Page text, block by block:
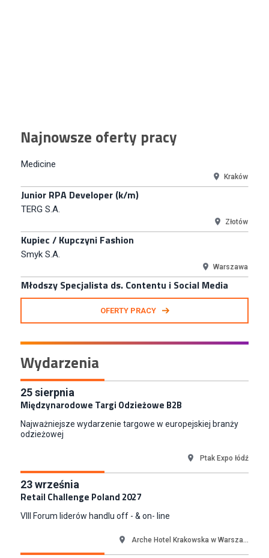
Najnowsze oferty pracy
TERG S.A.
Kupiec / Kupczyni Fashion
Młodszy Specjalista ds. Contentu i Social Media
Specjalista ds. Rozwoju Systemów IT (km)
Kraków
Zastępca Kierownika Salonu CH Riviera (m/k)
Specjalista/tka ds. Utrzymania Ruchu
W.Kruk
Key Account Manager Meble
Empik
Młodszy Specjalista ds. Sprzedaży B2B (K/M/N)
Warszawa
Key Account Manager
Puccini
Kraków
OFERTY PRACY
Wydarzenia
25sierpnia
Międzynarodowe Targi Odzieżowe B2B
Najważniejsze wydarzenie targowe w europejskiej branży
odzieżowej
Ptak Expo łódź
23września
Retail Challenge Poland 2027
VIII Forum liderów handlu off - & on- line
Arche Hotel Krakowska w Warsza...